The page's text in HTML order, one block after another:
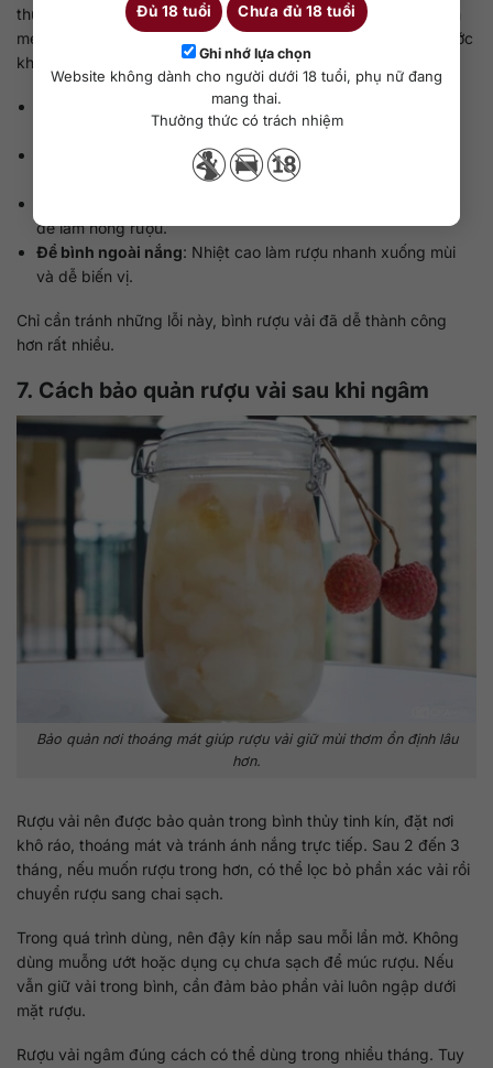
Đủ 18 tuổi Chưa đủ 18 tuổi
Ghi nhớ lựa chọn
Website không dành cho người dưới 18 tuổi, phụ nữ đang
mang thai.
Thưởng thức có trách nhiệm
thừa nhỏ cũng có thể khiến rượu bị đục, chua hoặc có mùi lên
men. Vì vậy, sau khi bóc vỏ và bỏ hạt, nên để vải thật ráo trước
khi ngâm. Một số lỗi khác cũng cần tránh:
: Rượu dưới 30 độ khó giữ ổn định khi
ngâm với trái cây tươi.
Cho quá nhiều đường: Đường giúp rượu mềm hơn, nhưng
nhiều quá sẽ làm vị ngọt gắt.
dễ làm hỏng rượu.
Để bình ngoài nắng: Nhiệt cao làm rượu nhanh xuống mùi
và dễ biến vị.
Chỉ cần tránh những lỗi này, bình rượu vải đã dễ thành công
hơn rất nhiều.
7. Cách bảo quản rượu vải sau khi ngâm
Bảo quản nơi thoáng mát giúp rượu vải giữ mùi thơm ổn định lâu
hơn.
Rượu vải nên được bảo quản trong bình thủy tinh kín, đặt nơi
khô ráo, thoáng mát và tránh ánh nắng trực tiếp. Sau 2 đến 3
tháng, nếu muốn rượu trong hơn, có thể lọc bỏ phần xác vải rồi
chuyển rượu sang chai sạch.
Trong quá trình dùng, nên đậy kín nắp sau mỗi lần mở. Không
dùng muỗng ướt hoặc dụng cụ chưa sạch để múc rượu. Nếu
vẫn giữ vải trong bình, cần đảm bảo phần vải luôn ngập dưới
mặt rượu.
Rượu vải ngâm đúng cách có thể dùng trong nhiều tháng. Tuy